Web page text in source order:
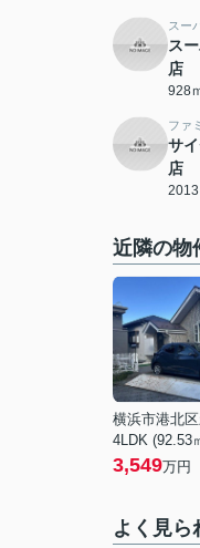
スー
ス
店
928
ファ
サ
店
2013
近隣の物
4LDK (92.53
3,549万円
よく見ら